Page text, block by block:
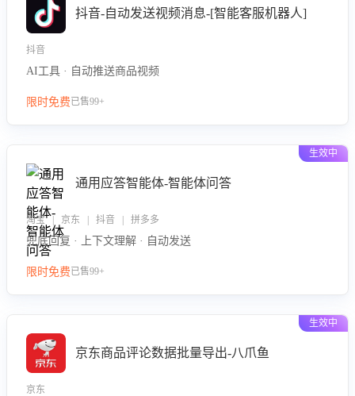
抖音-自动发送视频消息-[智能客服机器人]
抖音
AI工具 · 自动推送商品视频
限时免费已售99+
生效中
通用应答智能体-智能体问答
淘宝 | 京东 | 抖音 | 拼多多
兜底回复 · 上下文理解 · 自动发送
限时免费已售99+
生效中
京东商品评论数据批量导出-八爪鱼
京东